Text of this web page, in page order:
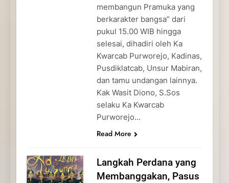
membangun Pramuka yang
berkarakter bangsa” dari
pukul 15.00 WIB hingga
selesai, dihadiri oleh Ka
Kwarcab Purworejo, Kadinas,
Pusdiklatcab, Unsur Mabiran,
dan tamu undangan lainnya.
Kak Wasit Diono, S.Sos
selaku Ka Kwarcab
Purworejo…
Read More
Langkah Perdana yang
Membanggakan, Pasus